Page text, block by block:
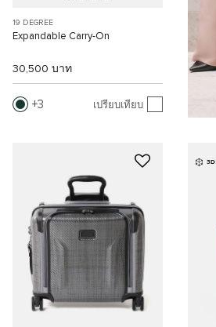
19 DEGREE
Expandable Carry-On
30,500 บาท
3 เปรียบเทียบ
3D